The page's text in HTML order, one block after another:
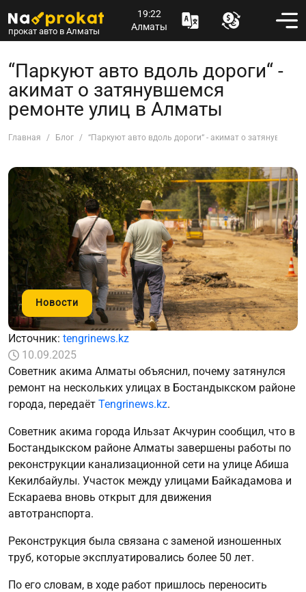
прокат авто в Алматы
19:22
Алматы
“Паркуют авто вдоль дороги“ -
акимат о затянувшемся
ремонте улиц в Алматы
Главная Блог “Паркуют авто вдоль дороги“ - акимат о
Новости
Источник: tengrinews.kz
10.09.2025
Советник акима Алматы объяснил, почему затянулся
ремонт на нескольких улицах в Бостандыкском районе
города, передаёт Tengrinews.kz.
Советник акима города Ильзат Акчурин сообщил, что в
Бостандыкском районе Алматы завершены работы по
реконструкции канализационной сети на улице Абиша
Кекилбайулы. Участок между улицами Байкадамова и
Ескараева вновь открыт для движения
автотранспорта.
Реконструкция была связана с заменой изношенных
труб, которые эксплуатировались более 50 лет.
По его словам, в ходе работ пришлось переносить